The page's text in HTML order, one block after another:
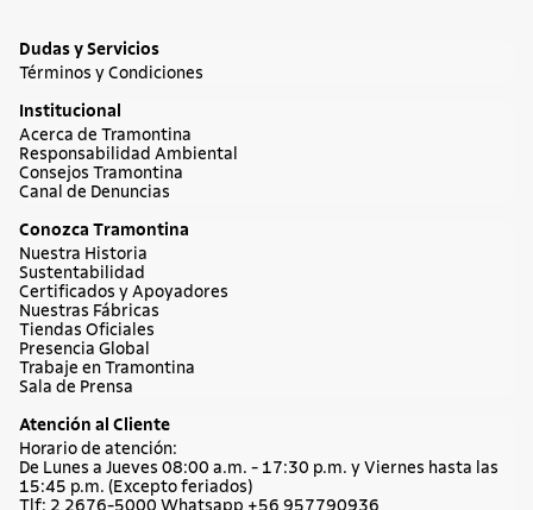
Dudas y Servicios
Términos y Condiciones
Institucional
Acerca de Tramontina
Responsabilidad Ambiental
Consejos Tramontina
Canal de Denuncias
Conozca Tramontina
Nuestra Historia
Sustentabilidad
Certificados y Apoyadores
Nuestras Fábricas
Tiendas Oficiales
Presencia Global
Trabaje en Tramontina
Sala de Prensa
Atención al Cliente
Horario de atención:
De Lunes a Jueves 08:00 a.m. - 17:30 p.m. y Viernes hasta las
15:45 p.m. (Excepto feriados)